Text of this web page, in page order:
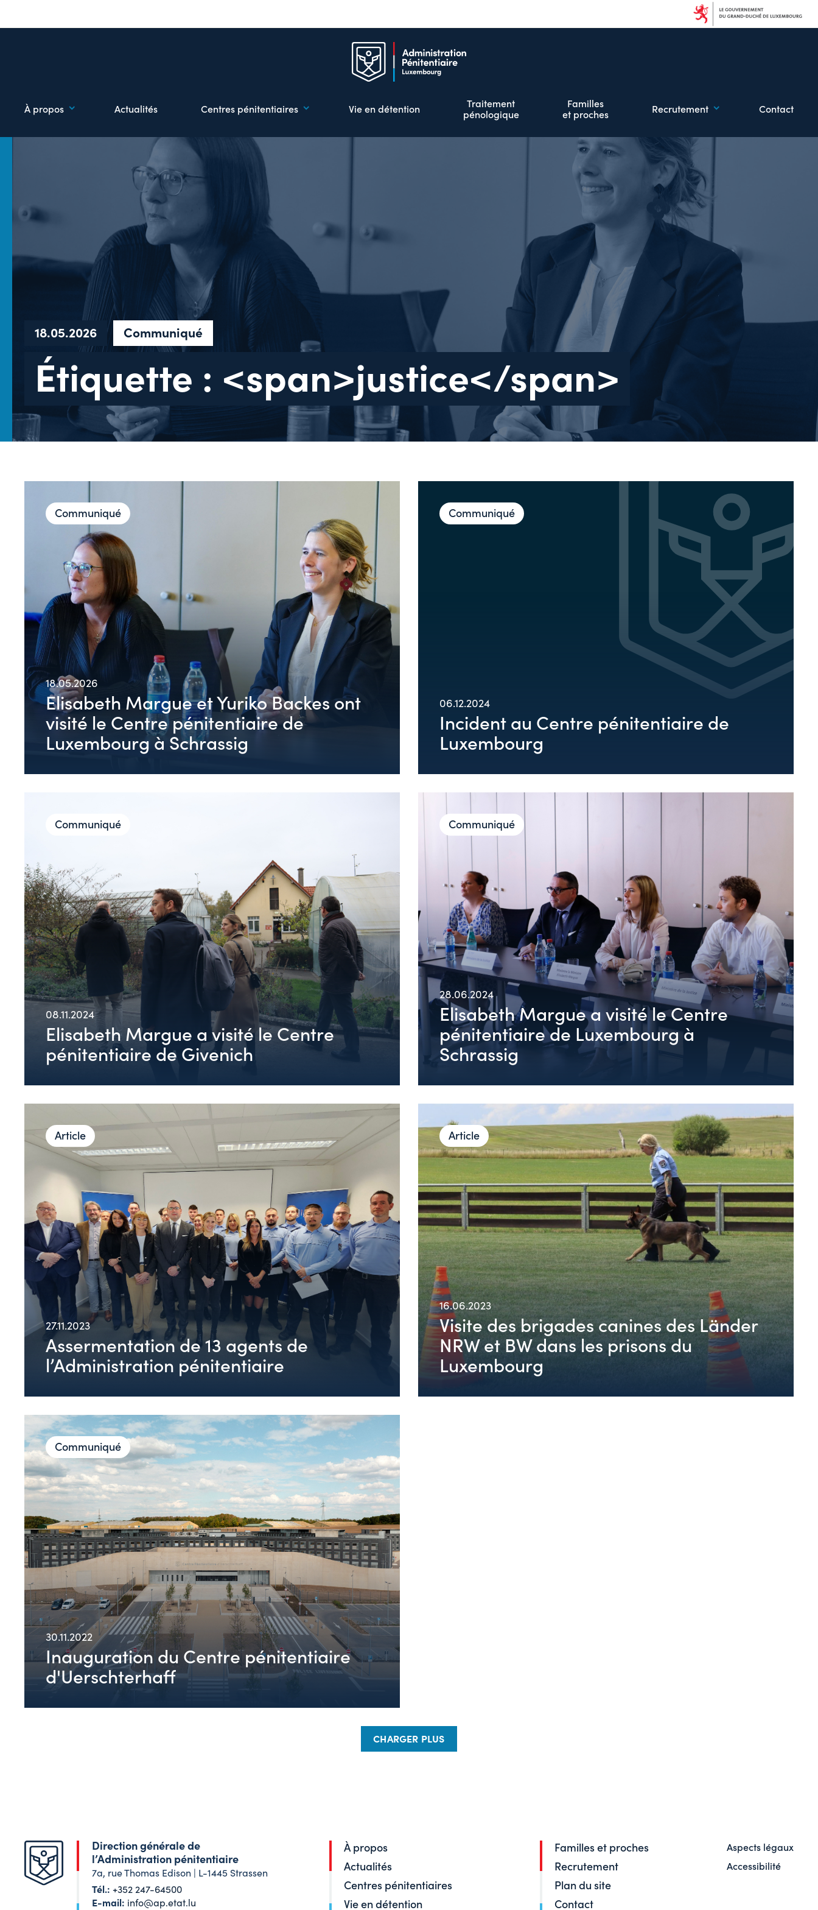
principal
À propos Actualités Centres pénitentiaires Vie en détention
Traitement
pénologique
Familles
et proches
Recrutement Contact
18.05.2026 Communiqué
Étiquette : <span>justice</span>
Communiqué
18.05.2026
Elisabeth Margue et Yuriko Backes ont
visité le Centre pénitentiaire de
Luxembourg à Schrassig
Communiqué
06.12.2024
Incident au Centre pénitentiaire de
Luxembourg
Communiqué
08.11.2024
Elisabeth Margue a visité le Centre
pénitentiaire de Givenich
Communiqué
28.06.2024
Elisabeth Margue a visité le Centre
pénitentiaire de Luxembourg à
Schrassig
Article
27.11.2023
Assermentation de 13 agents de
l’Administration pénitentiaire
Article
16.06.2023
Visite des brigades canines des Länder
NRW et BW dans les prisons du
Luxembourg
Communiqué
30.11.2022
Inauguration du Centre pénitentiaire
d'Uerschterhaff
CHARGER PLUS
Direction générale de
l’Administration pénitentiaire
7a, rue Thomas Edison | L-1445 Strassen
Tél.: +352 247-64500
E-mail: info@ap.etat.lu
À propos
Actualités
Centres pénitentiaires
Vie en détention
Familles et proches
Recrutement
Plan du site
Contact
Aspects légaux
Accessibilité